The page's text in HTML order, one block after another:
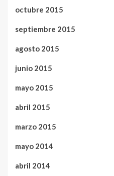
octubre 2015
septiembre 2015
agosto 2015
junio 2015
mayo 2015
abril 2015
marzo 2015
mayo 2014
abril 2014